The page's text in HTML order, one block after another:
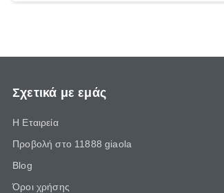
Σχετικά με εμάς
Η Εταιρεία
Προβολή στο 11888 giaola
Blog
Όροι χρήσης